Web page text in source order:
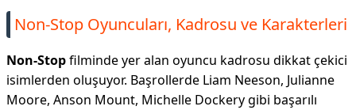
Non-Stop Oyuncuları, Kadrosu ve Karakterleri
Non-Stopfilminde yer alan oyuncu kadrosu dikkat çekici
isimlerden oluşuyor. Başrollerde Liam Neeson, Julianne
Moore, Anson Mount, Michelle Dockery gibi başarılı